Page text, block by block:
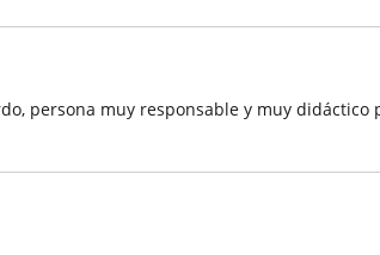
persona muy responsable y muy didáctico